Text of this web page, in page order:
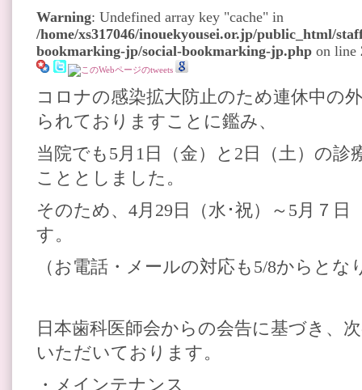
Warning: Undefined array key "cache" in
/home/xs317046/inouekyousei.or.jp/public_html/
bookmarking-jp/social-bookmarking-jp.php on line
コロナの感染拡大防止のため連休中の
られておりますことに鑑み、
当院でも5月1日（金）と2日（土）の
こととしました。
そのため、4月29日（水･祝）～5月７
す。
（お電話・メールの対応も5/8からとな
日本歯科医師会からの会告に基づき、
いただいております。
・メインテナンス